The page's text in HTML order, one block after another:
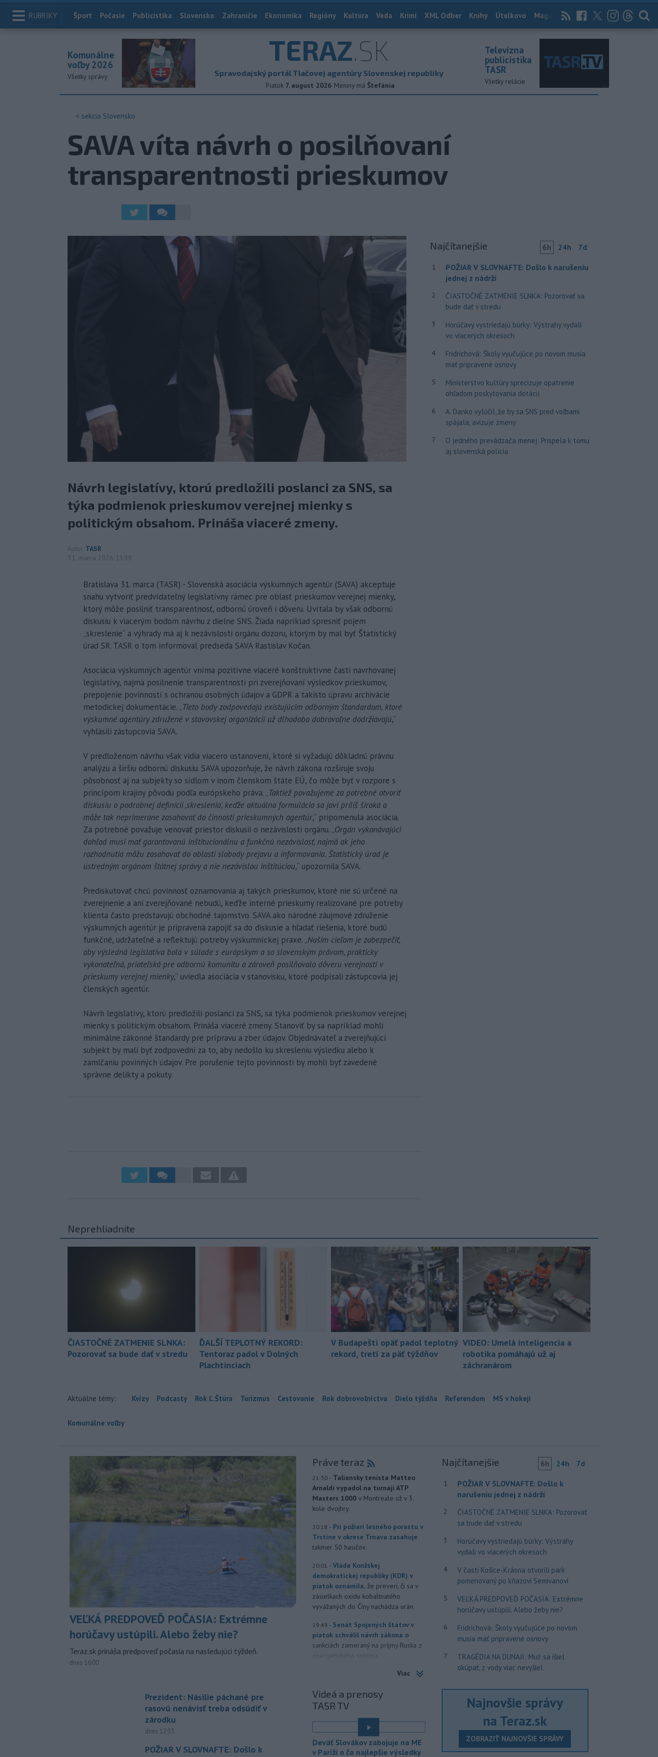
RUBRIKY Index
Šport Počasie Publicistika Slovensko Zahraničie Ekonomika Regióny Kultúra Veda Krimi XML Odber Knihy Útulkovo Magazín News Now Archív
TERAZ.SK
Spravodajský portál Tlačovej agentúry Slovenskej republiky
Piatok 7. august 2026 Meniny má Štefánia
Komunálne
voľby 2026
Všetky správy
Televízna
publicistika
TASR
Všetky relácie
< sekcia Slovensko
SAVA víta návrh o posilňovaní
transparentnosti prieskumov
Návrh legislatívy, ktorú predložili poslanci za SNS, sa
týka podmienok prieskumov verejnej mienky s
politickým obsahom. Prináša viaceré zmeny.
Autor TASR
31. marca 2026 13:38
Bratislava 31. marca (TASR) - Slovenská asociácia výskumných agentúr (SAVA) akceptuje
snahu vytvoriť predvídateľný legislatívny rámec pre oblasť prieskumov verejnej mienky,
ktorý môže posilniť transparentnosť, odbornú úroveň i dôveru. Uvítala by však odbornú
diskusiu k viacerým bodom návrhu z dielne SNS. Žiada napríklad spresniť pojem
„skreslenie“ a výhrady má aj k nezávislosti orgánu dozoru, ktorým by mal byť Štatistický
úrad SR. TASR o tom informoval predseda SAVA Rastislav Kočan.
Asociácia výskumných agentúr vníma pozitívne viaceré konštruktívne časti navrhovanej
legislatívy, najmä posilnenie transparentnosti pri zverejňovaní výsledkov prieskumov,
prepojenie povinností s ochranou osobných údajov a GDPR a takisto úpravu archivácie
metodickej dokumentácie. „Tieto body zodpovedajú existujúcim odborným štandardom, ktoré
výskumné agentúry združené v stavovskej organizácii už dlhodobo dobrovoľne dodržiavajú,“
vyhlásili zástupcovia SAVA.
V predloženom návrhu však vidia viacero ustanovení, ktoré si vyžadujú dôkladnú právnu
analýzu a širšiu odbornú diskusiu. SAVA upozorňuje, že návrh zákona rozširuje svoju
pôsobnosť aj na subjekty so sídlom v inom členskom štáte EÚ, čo môže byť v rozpore s
princípom krajiny pôvodu podľa európskeho práva. „Taktiež považujeme za potrebné otvoriť
diskusiu o podrobnej definícii ‚skreslenia', keďže aktuálna formulácia sa javí príliš široká a
môže tak neprimerane zasahovať do činnosti prieskumných agentúr,“ pripomenula asociácia.
Za potrebné považuje venovať priestor diskusii o nezávislosti orgánu. „Orgán vykonávajúci
dohľad musí mať garantovanú inštitucionálnu a funkčnú nezávislosť, najmä ak jeho
rozhodnutia môžu zasahovať do oblasti slobody prejavu a informovania. Štatistický úrad je
ústredným orgánom štátnej správy a nie nezávislou inštitúciou,“ upozornila SAVA.
Prediskutovať chcú povinnosť oznamovania aj takých prieskumov, ktoré nie sú určené na
zverejnenie a ani zverejňované nebudú, keďže interné prieskumy realizované pre potreby
klienta často predstavujú obchodné tajomstvo. SAVA ako národné záujmové združenie
výskumných agentúr je pripravená zapojiť sa do diskusie a hľadať riešenia, ktoré budú
funkčné, udržateľné a reflektujú potreby výskumníckej praxe. „Naším cieľom je zabezpečiť,
aby výsledná legislatíva bola v súlade s európskym a so slovenským právom, prakticky
vykonateľná, priateľská pre odbornú komunitu a zároveň posilňovala dôveru verejnosti v
prieskumy verejnej mienky,“ uviedla asociácia v stanovisku, ktoré podpísali zástupcovia jej
členských agentúr.
Návrh legislatívy, ktorú predložili poslanci za SNS, sa týka podmienok prieskumov verejnej
mienky s politickým obsahom. Prináša viaceré zmeny. Stanoviť by sa napríklad mohli
minimálne zákonné štandardy pre prípravu a zber údajov. Objednávateľ a zverejňujúci
subjekt by mali byť zodpovední za to, aby nedošlo ku skresleniu výsledku alebo k
zamlčaniu povinných údajov. Pre porušenie tejto povinnosti by mohli byť zavedené
správne delikty a pokuty.
Najčítanejšie 6h 24h 7d
1
POŽIAR V SLOVNAFTE: Došlo k narušeniu
jednej z nádrží
2
ČIASTOČNÉ ZATMENIE SLNKA: Pozorovať sa
bude dať v stredu
3
Horúčavy vystriedajú búrky: Výstrahy vydali
vo viacerých okresoch
4
Fridrichová: Školy vyučujúce po novom musia
mať pripravené osnovy
5
Ministerstvo kultúry sprecizuje opatrenie
ohľadom poskytovania dotácií
6
A. Danko vylúčil, že by sa SNS pred voľbami
spájala, avizuje zmeny
7
O jedného prevádzača menej: Prispela k tomu
aj slovenská polícia
Neprehliadnite
ČIASTOČNÉ ZATMENIE SLNKA:
Pozorovať sa bude dať v stredu
ĎALŠÍ TEPLOTNÝ REKORD:
Tentoraz padol v Dolných
Plachtinciach
V Budapešti opäť padol teplotný
rekord, tretí za päť týždňov
VIDEO: Umelá inteligencia a
robotika pomáhajú už aj
záchranárom
Aktuálne témy: Kvízy Podcasty Rok Ľ.Štúra Turizmus Cestovanie Rok dobrovoľníctva Dielo týždňa Referendum MS v hokeji
Komunálne voľby
VEĽKÁ PREDPOVEĎ POČASIA: Extrémne
horúčavy ustúpili. Alebo žeby nie?
Teraz.sk prináša predpoveď počasia na nasledujúci týždeň.
dnes 16:00
Prezident: Násilie páchané pre
rasovú nenávisť treba odsúdiť v
zárodku
dnes 12:33
POŽIAR V SLOVNAFTE: Došlo k
Práve teraz
21:30 - Taliansky tenista Matteo
Arnaldi vypadol na turnaji ATP
Masters 1000 v Montreale už v 3.
kole dvojhry.
20:18 - Pri požiari lesného porastu v
Trstíne v okrese Trnava zasahuje
takmer 50 hasičov.
20:01 - Vláda Konžskej
demokratickej republiky (KDR) v
piatok oznámila, že preverí, či sa v
zásielkach oxidu kobaltnatého
vyvážaných do Číny nachádza urán.
19:49 - Senát Spojených štátov v
piatok schválil návrh zákona o
sankciách zameraný na príjmy Ruska z
energetického sektora.
Slovenská polícia prispela k
ktorý sa podarilo ukončiť
právoplatným odsúdením páchateľa v
15:21 - Piatkový požiar v
bratislavskej rafinérii Slovnaft je
pod kontrolou.Príčina jeho vzniku
Viac
Videá a prenosy
TASR TV
Deväť Slovákov zabojuje na ME
v Paríži o čo najlepšie výsledky
Najčítanejšie 6h 24h 7d
1
POŽIAR V SLOVNAFTE: Došlo k
narušeniu jednej z nádrží
2
ČIASTOČNÉ ZATMENIE SLNKA: Pozorovať
sa bude dať v stredu
3
Horúčavy vystriedajú búrky: Výstrahy
vydali vo viacerých okresoch
4
V časti Košice-Krásna otvorili park
pomenovaný po kňazovi Semivanovi
5
VEĽKÁ PREDPOVEĎ POČASIA: Extrémne
horúčavy ustúpili. Alebo žeby nie?
6
Fridrichová: Školy vyučujúce po novom
musia mať pripravené osnovy
7
TRAGÉDIA NA DUNAJI: Muž sa išiel
okúpať, z vody viac nevyšiel
Najnovšie správy
na Teraz.sk
ZOBRAZIŤ NAJNOVŠIE SPRÁVY